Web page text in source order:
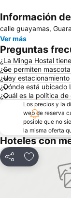
Ampliar mapa
Información
calle guayamas,
Ver más
Preguntas
¿La Minga Hostal
¿Se permiten
¿Hay
¿Dónde está ubicado
¿Cuál es la política
Los precios y la
web de reserva
posible que no
la misma oferta
Hoteles con
CompartirAgregar a